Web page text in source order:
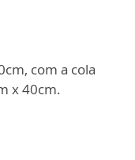
com a cola
x 40cm.